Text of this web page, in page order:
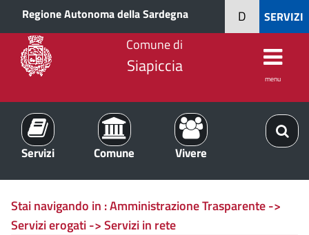
Regione Autonoma della Sardegna SERVIZI
D
Comune di
Siapiccia
menu
Servizi Comune Vivere
Stai navigando in :Amministrazione Trasparente ->
Servizi erogati -> Servizi in rete